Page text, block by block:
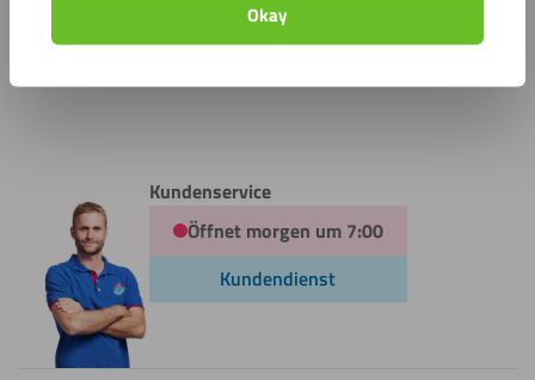
Okay
Darüber hinaus legen wir großen Wert aufNachhaltigkeit
Kundenservice
Öffnet morgen um 7:00
Kundendienst